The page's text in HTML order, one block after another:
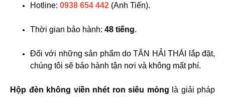
Hotline: 0938 654 442 (Anh Tiến).
Thời gian bảo hành: 48 tiếng.
Đối với những sản phẩm do TÂN HẢI THÁI lắp đặt,
chúng tôi sẽ bảo hành tận nơi và không mất phí.
Hộp đèn không viền nhét ron siêu mỏng là giải pháp